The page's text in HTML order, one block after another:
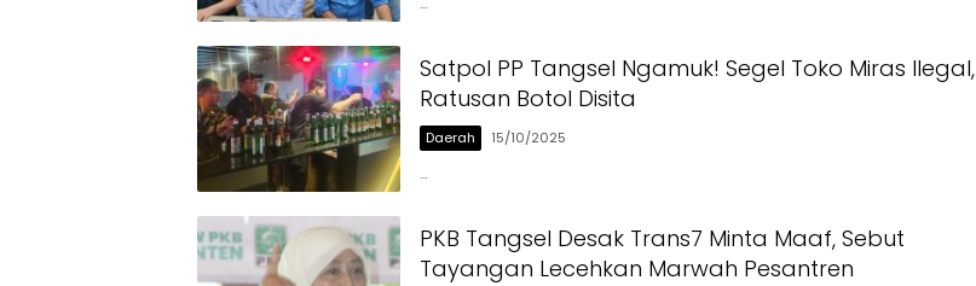
Satpol PP Tangsel Ngamuk! Segel Toko Miras Ilegal,
Ratusan Botol Disita
Daerah 15/10/2025
…
PKB Tangsel Desak Trans7 Minta Maaf, Sebut
Tayangan Lecehkan Marwah Pesantren